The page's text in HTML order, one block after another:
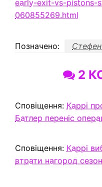
early-exit-vs-pistons-
060855269.html
Позначено:
2
Сповіщення: Каррі
Батлер переніс
Сповіщення: Каррі
втрати нагород